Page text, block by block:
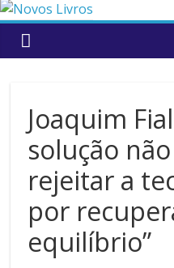
content
Joaquim
solução
rejeitar a
por
equilíbrio”